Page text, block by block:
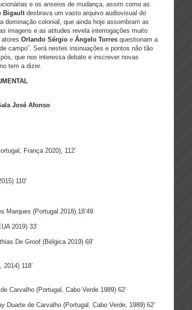
e os anseios de mudança, assim como as
Bigaultdesbrava um vasto arquivo audiovisual do
dominação colonial, que ainda hoje assombram as
imagens e as atitudes revela interrogações muito
Orlando Sérgio e Ângelo Torres questionam a
campo”. Será nestes insinuações e pontos não tão
que nos interessa debate e inscrever novas
tem a dizer.
José Afonso
França 2020), 112’
110’
Marques (Portugal 2018) 18’49
2019) 33’
De Groof (Bélgica 2019) 69’
118’
Carvalho (Portugal, Cabo Verde 1989) 62’
de Carvalho (Portugal, Cabo Verde, 1989) 62’